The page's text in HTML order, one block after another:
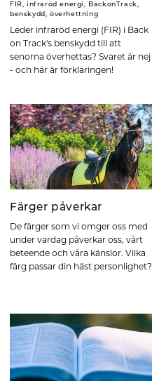
FIR, infraröd energi, BackonTrack,
benskydd, överhettning
Leder infraröd energi (FIR) i Back
on Track's benskydd till att
senorna överhettas? Svaret är nej
- och här är förklaringen!
Färger påverkar
De färger som vi omger oss med
under vardag påverkar oss, vårt
beteende och våra känslor. Vilka
färg passar din häst personlighet?